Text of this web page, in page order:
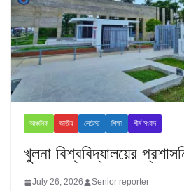
আঞ্চলিক জাতীয় লেটেস্ট শিক্ষা শীর্ষ সংবাদ
খুলনা বিশ্ববিদ্যালয়ের
July 26, 2026 Senior reporter